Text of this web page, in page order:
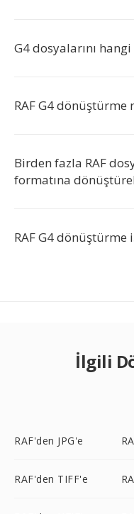
G4 dosyalarını
RAF G4 dönüştürme
Birden fazla RAF
formatına
RAF G4
İlgili
RAF'den JPG'e
RAF'den TIFF'e